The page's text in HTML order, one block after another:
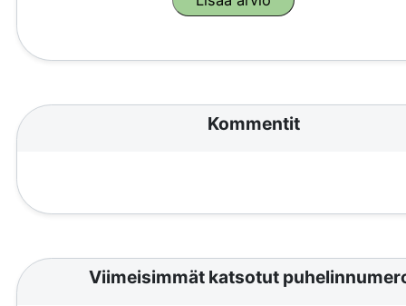
Kommentit
Viimeisimmät katsotut